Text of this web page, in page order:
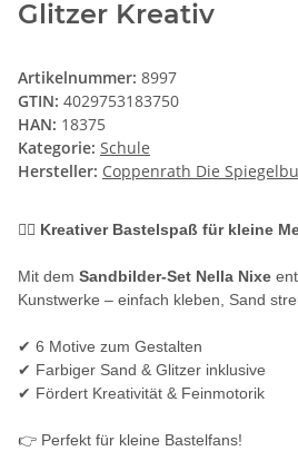
Glitzer Kreativ
Artikelnummer: 8997
GTIN: 4029753183750
HAN: 18375
Kategorie: Schule
Hersteller: Coppenrath Die
🧜‍♀️ Kreativer Bastelspaß für kleine
Mit dem Sandbilder-Set Nella Nixe
Kunstwerke – einfach kleben, Sand
✔ 6 Motive zum Gestalten
✔ Farbiger Sand & Glitzer inklusive
✔ Fördert Kreativität & Feinmotorik
👉 Perfekt für kleine Bastelfans!